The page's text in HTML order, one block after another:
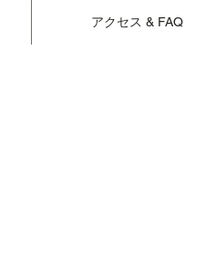
アクセス & FAQ